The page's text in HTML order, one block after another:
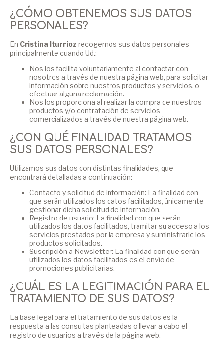
¿CÓMO OBTENEMOS SUS DATOS
PERSONALES?
En Cristina Iturrioz recogemos sus datos personales
principalmente cuando Ud.:
Nos los facilita voluntariamente al contactar con
nosotros a través de nuestra página web, para solicitar
información sobre nuestros productos y servicios, o
efectuar alguna reclamación.
Nos los proporciona al realizar la compra de nuestros
productos y/o contratación de servicios
comercializados a través de nuestra página web.
¿CON QUÉ FINALIDAD TRATAMOS
SUS DATOS PERSONALES?
Utilizamos sus datos con distintas finalidades, que
encontrará detalladas a continuación:
Contacto y solicitud de información: La finalidad con
que serán utilizados los datos facilitados, únicamente
gestionar dicha solicitud de información.
Registro de usuario: La finalidad con que serán
utilizados los datos facilitados, tramitar su acceso a los
servicios prestados por la empresa y suministrarle los
productos solicitados.
Suscripción a Newsletter: La finalidad con que serán
utilizados los datos facilitados es el envío de
promociones publicitarias.
¿CUÁL ES LA LEGITIMACIÓN PARA EL
TRATAMIENTO DE SUS DATOS?
La base legal para el tratamiento de sus datos es la
respuesta a las consultas planteadas o llevar a cabo el
registro de usuarios a través de la página web.